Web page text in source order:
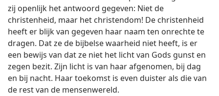
zij openlijk het antwoord gegeven: Niet de
christenheid, maar het christendom! De christenheid
heeft er blijk van gegeven haar naam ten onrechte te
dragen. Dat ze de bijbelse waarheid niet heeft, is er
een bewijs van dat ze niet het licht van Gods gunst en
zegen bezit. Zijn licht is van haar afgenomen, bij dag
en bij nacht. Haar toekomst is even duister als die van
de rest van de mensenwereld.